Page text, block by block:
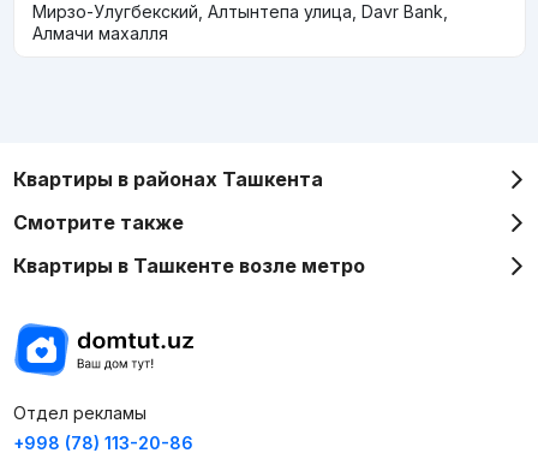
Мирзо-Улугбекский, Алтынтепа улица, Davr Bank,
Алмачи махалля
Квартиры в районах Ташкента
Смотрите также
Квартиры в Ташкенте возле метро
Отдел рекламы
+998 (78) 113-20-86